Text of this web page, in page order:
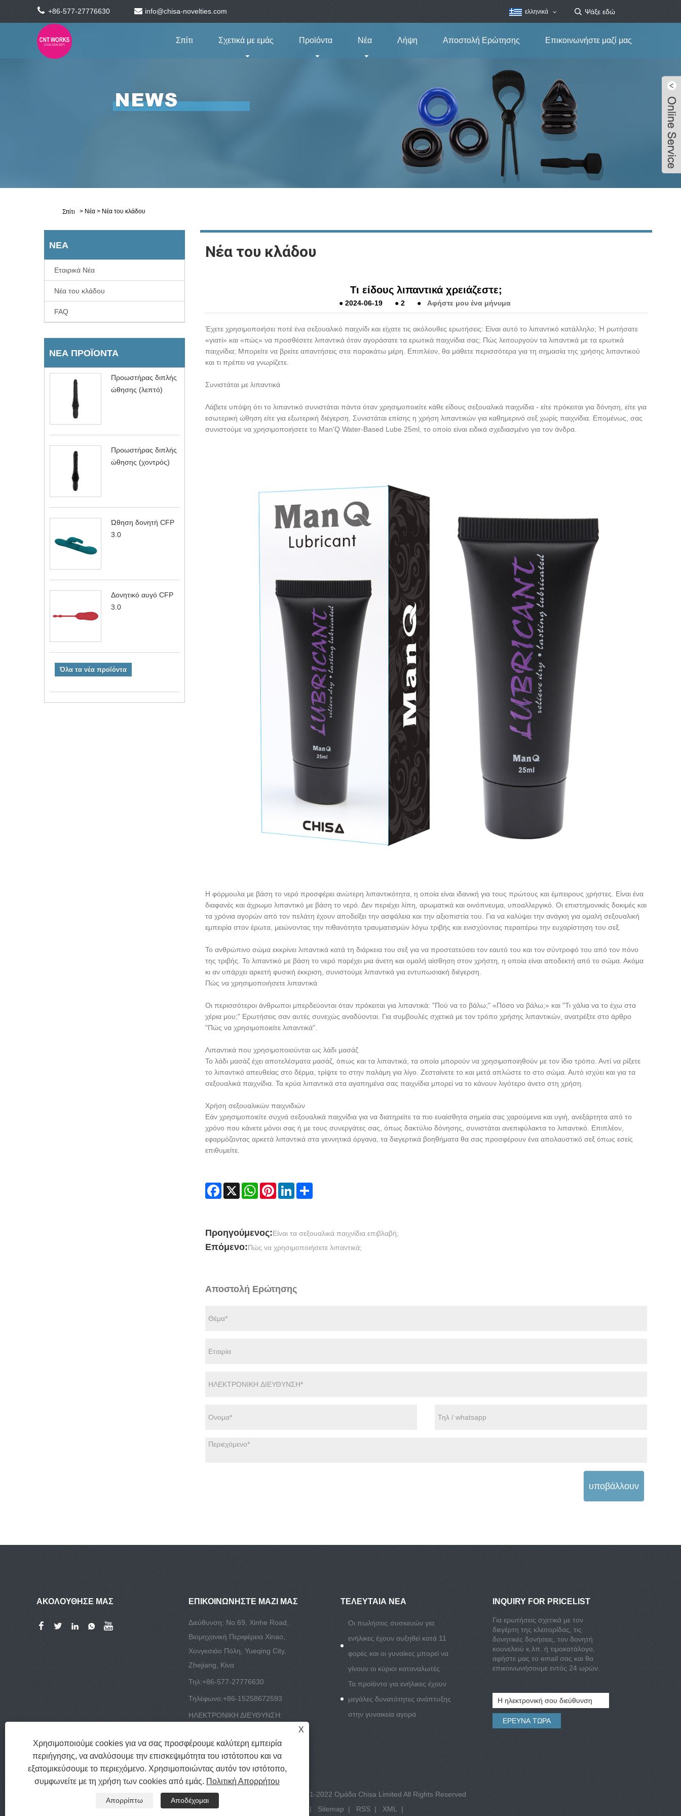
+86-577-27776630 info@chisa-novelties.com ελληνικά
Σπίτι Σχετικά με εμάς Προϊόντα Νέα Λήψη Αποστολή Ερώτησης Επικοινωνήστε μαζί μας
Σπίτι > Νέα > Νέα του κλάδου
ΝΈΑ
Εταιρικά Νέα
Νέα του κλάδου
FAQ
ΝΈΑ ΠΡΟΪΌΝΤΑ
Προωστήρας διπλής
ώθησης (λεπτό)
Προωστήρας διπλής
ώθησης (χοντρός)
Ώθηση δονητή CFP
3.0
Δονητικό αυγό CFP
3.0
Όλα τα νέα προϊόντα
Νέα του κλάδου
Τι είδους λιπαντικά χρειάζεστε;
● 2024-06-19 ● 2 ● Αφήστε μου ένα μήνυμα
Έχετε χρησιμοποιήσει ποτέ ένα σεξουαλικό παιχνίδι και είχατε τις ακόλουθες ερωτήσεις: Είναι αυτό το λιπαντικό κατάλληλο; Ή ρωτήσατε
«γιατί» και «πώς» να προσθέσετε λιπαντικά όταν αγοράσατε τα ερωτικά παιχνίδια σας; Πώς λειτουργούν τα λιπαντικά με τα ερωτικά
παιχνίδια; Μπορείτε να βρείτε απαντήσεις στα παρακάτω μέρη. Επιπλέον, θα μάθετε περισσότερα για τη σημασία της χρήσης λιπαντικού
και τι πρέπει να γνωρίζετε.
Συνιστάται με λιπαντικά
Λάβετε υπόψη ότι το λιπαντικό συνιστάται πάντα όταν χρησιμοποιείτε κάθε είδους σεξουαλικά παιχνίδια - είτε πρόκειται για δόνηση, είτε για
εσωτερική ώθηση είτε για εξωτερική διέγερση. Συνιστάται επίσης η χρήση λιπαντικών για καθημερινό σεξ χωρίς παιχνίδια. Επομένως, σας
συνιστούμε να χρησιμοποιήσετε το Man'Q Water-Based Lube 25ml, το οποίο είναι ειδικά σχεδιασμένο για τον άνδρα.
Η φόρμουλα με βάση το νερό προσφέρει ανώτερη λιπαντικότητα, η οποία είναι ιδανική για τους πρώτους και έμπειρους χρήστες. Είναι ένα
διαφανές και άχρωμο λιπαντικό με βάση το νερό. Δεν περιέχει λίπη, αρωματικά και οινόπνευμα, υποαλλεργικό. Οι επιστημονικές δοκιμές και
τα χρόνια αγορών από τον πελάτη έχουν αποδείξει την ασφάλεια και την αξιοπιστία του. Για να καλύψει την ανάγκη για ομαλή σεξουαλική
εμπειρία στον έρωτα, μειώνοντας την πιθανότητα τραυματισμών λόγω τριβής και ενισχύοντας περαιτέρω την ευχαρίστηση του σεξ.
Το ανθρώπινο σώμα εκκρίνει λιπαντικά κατά τη διάρκεια του σεξ για να προστατεύσει τον εαυτό του και τον σύντροφό του από τον πόνο
της τριβής. Το λιπαντικό με βάση το νερό παρέχει μια άνετη και ομαλή αίσθηση στον χρήστη, η οποία είναι αποδεκτή από το σώμα. Ακόμα
κι αν υπάρχει αρκετή φυσική έκκριση, συνιστούμε λιπαντικά για εντυπωσιακή διέγερση.
Πώς να χρησιμοποιήσετε λιπαντικά
Οι περισσότεροι άνθρωποι μπερδεύονται όταν πρόκειται για λιπαντικά: "Πού να το βάλω;" «Πόσο να βάλω;» και "Τι χάλια να το έχω στα
χέρια μου;" Ερωτήσεις σαν αυτές συνεχώς αναδύονται. Για συμβουλές σχετικά με τον τρόπο χρήσης λιπαντικών, ανατρέξτε στο άρθρο
"Πώς να χρησιμοποιείτε λιπαντικά".
Λιπαντικά που χρησιμοποιούνται ως λάδι μασάζ
Το λάδι μασάζ έχει αποτελέσματα μασάζ, όπως και τα λιπαντικά, τα οποία μπορούν να χρησιμοποιηθούν με τον ίδιο τρόπο. Αντί να ρίξετε
το λιπαντικό απευθείας στο δέρμα, τρίψτε το στην παλάμη για λίγο. Ζεσταίνετε το και μετά απλώστε το στο σώμα. Αυτό ισχύει και για τα
σεξουαλικά παιχνίδια. Τα κρύα λιπαντικά στα αγαπημένα σας παιχνίδια μπορεί να το κάνουν λιγότερο άνετο στη χρήση.
Χρήση σεξουαλικών παιχνιδιών
Εάν χρησιμοποιείτε συχνά σεξουαλικά παιχνίδια για να διατηρείτε τα πιο ευαίσθητα σημεία σας χαρούμενα και υγιή, ανεξάρτητα από το
χρόνο που κάνετε μόνοι σας ή με τους συνεργάτες σας, όπως δακτύλιο δόνησης, συνιστάται ανεπιφύλακτα το λιπαντικό. Επιπλέον,
εφαρμόζοντας αρκετά λιπαντικά στα γεννητικά όργανα, τα διεγερτικά βοηθήματα θα σας προσφέρουν ένα απολαυστικό σεξ όπως εσείς
επιθυμείτε.
Facebook
X WhatsAppPinterestLinkedInShare
Προηγούμενος:Είναι τα σεξουαλικά παιχνίδια επιβλαβή;
Επόμενο:Πώς να χρησιμοποιήσετε λιπαντικά;
Αποστολή Ερώτησης
υποβάλλουν
ΑΚΟΛΟΥΘΗΣΕ ΜΑΣ ΕΠΙΚΟΙΝΩΝΉΣΤΕ ΜΑΖΊ ΜΑΣ
Διεύθυνση: No.69, Xinhe Road,
Βιομηχανική Περιφέρεια Xinao,
Χονγκσιάο Πόλη, Yueqing City,
Zhejiang, Κίνα
Τηλ:+86-577-27776630
Τηλέφωνο:+86-15258672593
ΗΛΕΚΤΡΟΝΙΚΗ ΔΙΕΥΘΥΝΣΗ:
ΤΕΛΕΥΤΑΊΑ ΝΈΑ
Οι πωλήσεις συσκευών για
ενήλικες έχουν αυξηθεί κατά 11
φορές και οι γυναίκες μπορεί να
γίνουν οι κύριοι καταναλωτές
Τα προϊόντα για ενήλικες έχουν
μεγάλες δυνατότητες ανάπτυξης
στην γυναικεία αγορά
INQUIRY FOR PRICELIST
Για ερωτήσεις σχετικά με τον
διεγέρτη της κλειτορίδας, τις
δονητικές δονήσεις, τον δονητή
κουνελιού κ.λπ. ή τιμοκατάλογο,
αφήστε μας το email σας και θα
επικοινωνήσουμε εντός 24 ωρών.
Πνευματικά δικαιώματα © 2021-2022 Ομάδα Chisa Limited All Rights Reserved
| Sitemap | RSS | XML |
X
Χρησιμοποιούμε cookies για να σας προσφέρουμε καλύτερη εμπειρία
περιήγησης, να αναλύσουμε την επισκεψιμότητα του ιστότοπου και να
εξατομικεύσουμε το περιεχόμενο. Χρησιμοποιώντας αυτόν τον ιστότοπο,
συμφωνείτε με τη χρήση των cookies από εμάς. Πολιτική Απορρήτου
Απορρίπτω Αποδέχομαι